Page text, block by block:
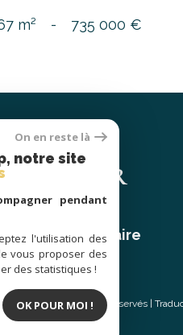
m² - 735 000 €
Se
propriétaire
© 2026 | Tous droits réservés |
On en reste là
notre site
pendant
l'utilisation des
vous proposer des
des statistiques !
OK POUR MOI !